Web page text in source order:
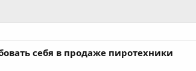
себя в продаже пиротехники